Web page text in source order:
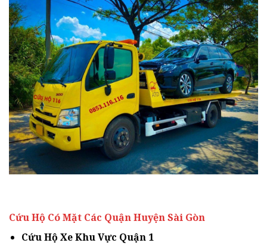
Cứu Hộ Có Mặt Các Quận Huyện Sài Gòn
Cứu Hộ Xe Khu Vực Quận 1